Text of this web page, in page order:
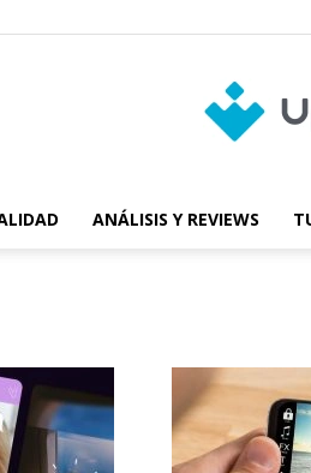
ANÁLISIS Y REVIEWS